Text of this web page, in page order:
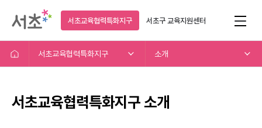
서초교육협력특화지구 서초구교육지원센터
서초교육협력특화지구 소개
서초교육협력특화지구 소개